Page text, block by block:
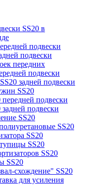
SS20 в
подвески
подвески
передних
подвески
задней подвески
SS20
подвески
подвески
SS20
SS20
SS20
SS20
SS20
SS20
схождение" SS20
для усиления